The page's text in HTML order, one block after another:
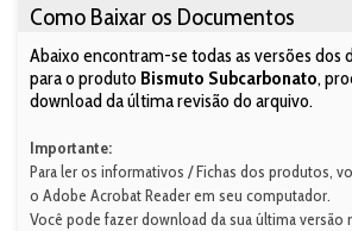
Como Baixar os Documentos
Abaixo encontram-se todas as versões dos
para o produto Bismuto Subcarbonato,
download da última revisão do arquivo.
Importante:
Para ler os informativos / Fichas dos produtos,
o Adobe Acrobat Reader em seu computador.
Você pode fazer download da sua última versão